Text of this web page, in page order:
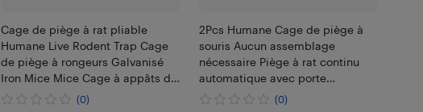
Cage de piège à rat pliable
Humane Live Rodent Trap Cage
de piège à rongeurs Galvanisé
Iron Mice Mice Cage à appâts de
contrôle avec tige en L amovible
(0)
2Pcs Humane Cage de piège à
souris Aucun assemblage
nécessaire Piège à rat continu
automatique avec porte
unidirectionnelle réutilisable et
(0)